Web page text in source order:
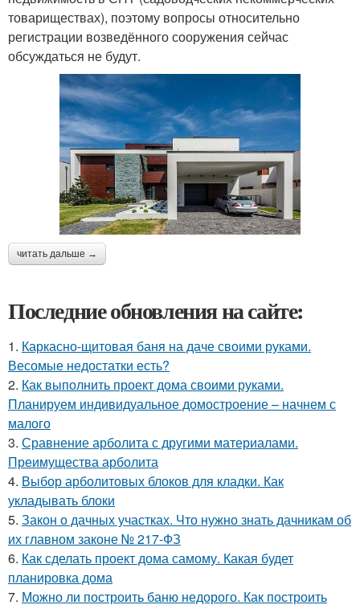
товариществах), поэтому вопросы относительно
регистрации возведённого сооружения сейчас
обсуждаться не будут.
читать дальше →
Последние обновления на сайте:
1. Каркасно-щитовая баня на даче своими руками.
Весомые недостатки есть?
2. Как выполнить проект дома своими руками.
Планируем индивидуальное домостроение – начнем с
малого
3. Сравнение арболита с другими материалами.
Преимущества арболита
4. Выбор арболитовых блоков для кладки. Как
укладывать блоки
5. Закон о дачных участках. Что нужно знать дачникам об
их главном законе № 217-ФЗ
6. Как сделать проект дома самому. Какая будет
планировка дома
7. Можно ли построить баню недорого. Как построить